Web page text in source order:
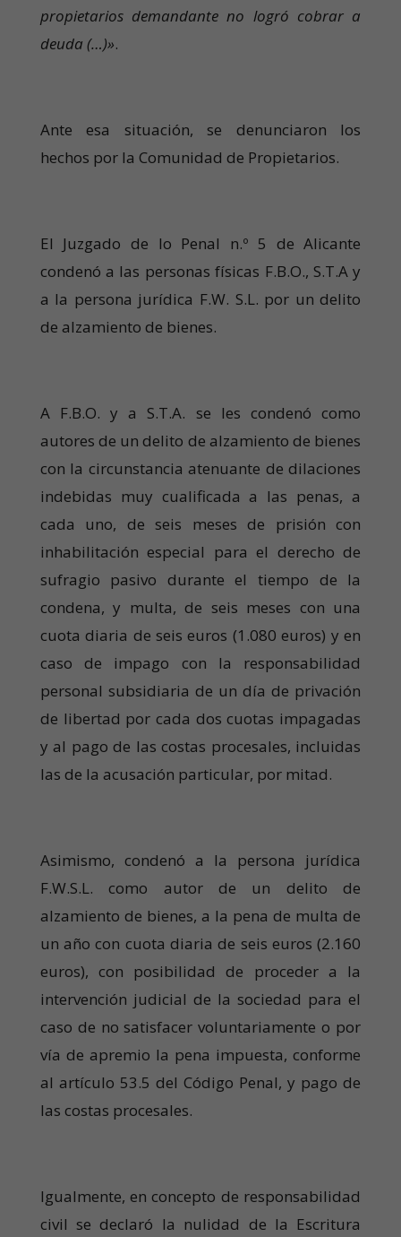
propietarios demandante no logró cobrar a
deuda (…)».
Ante esa situación, se denunciaron los
hechos por la Comunidad de Propietarios.
El Juzgado de lo Penal n.º 5 de Alicante
condenó a las personas físicas F.B.O., S.T.A y
a la persona jurídica F.W. S.L. por un delito
de alzamiento de bienes.
A F.B.O. y a S.T.A. se les condenó como
autores de un delito de alzamiento de bienes
con la circunstancia atenuante de dilaciones
indebidas muy cualificada a las penas, a
cada uno, de seis meses de prisión con
inhabilitación especial para el derecho de
sufragio pasivo durante el tiempo de la
condena, y multa, de seis meses con una
cuota diaria de seis euros (1.080 euros) y en
caso de impago con la responsabilidad
personal subsidiaria de un día de privación
de libertad por cada dos cuotas impagadas
y al pago de las costas procesales, incluidas
las de la acusación particular, por mitad.
Asimismo, condenó a la persona jurídica
F.W.S.L. como autor de un delito de
alzamiento de bienes, a la pena de multa de
un año con cuota diaria de seis euros (2.160
euros), con posibilidad de proceder a la
intervención judicial de la sociedad para el
caso de no satisfacer voluntariamente o por
vía de apremio la pena impuesta, conforme
al artículo 53.5 del Código Penal, y pago de
las costas procesales.
Igualmente, en concepto de responsabilidad
civil se declaró la nulidad de la Escritura